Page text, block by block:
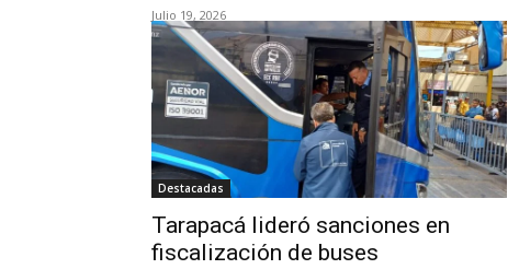
Julio 19, 2026
Destacadas
Tarapacá lideró sanciones en
fiscalización de buses